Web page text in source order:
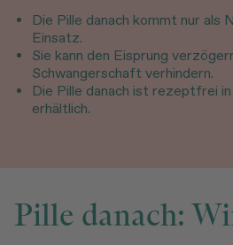
Die Pille danach kommt nur als
Einsatz.
Sie kann den Eisprung
Schwangerschaft verhindern.
Die Pille danach ist rezeptfrei
erhältlich.
Pille danach: